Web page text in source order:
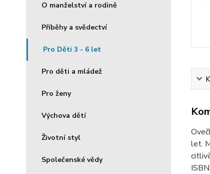
O manželství a rodině
Příběhy a svědectví
Pro Děti 3 - 6 let
Pro děti a mládež
Pro ženy
Výchova dětí
Životní styl
Společenské vědy
let.